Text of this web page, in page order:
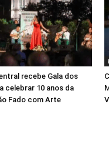
recebe Gala dos
celebrar 10 anos da
Fado com Arte